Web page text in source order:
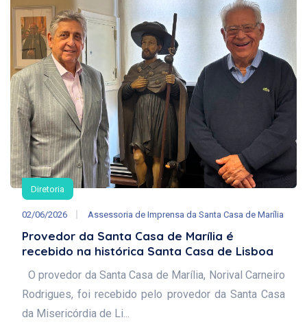
Diretoria
02/06/2026 Assessoria de Imprensa da Santa Casa de Marília
Provedor da Santa Casa de Marília é
recebido na histórica Santa Casa de Lisboa
O provedor da Santa Casa de Marília, Norival Carneiro
Rodrigues, foi recebido pelo provedor da Santa Casa
da Misericórdia de Li...